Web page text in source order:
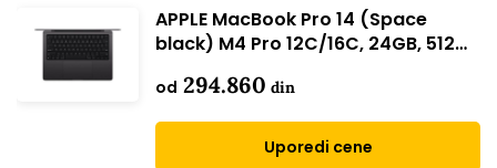
APPLE MacBook Pro 14 (Space
black) M4 Pro 12C/16C, 24GB, 512GB
od 294.860 din
Uporedi cene